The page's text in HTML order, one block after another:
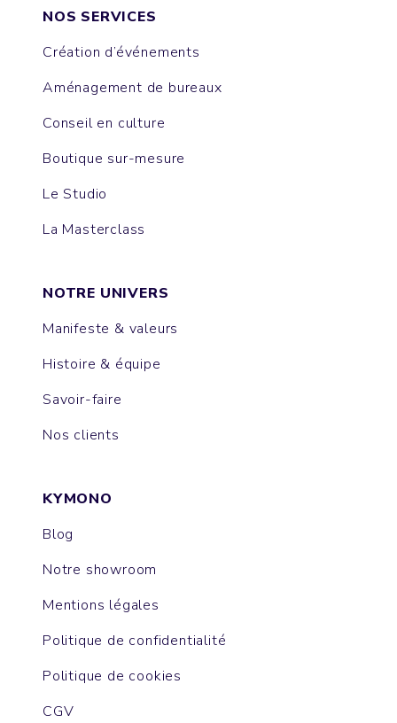
NOS SERVICES
Création d’événements
Aménagement de bureaux
Conseil en culture
Boutique sur-mesure
Le Studio
La Masterclass
NOTRE UNIVERS
Manifeste & valeurs
Histoire & équipe
Savoir-faire
Nos clients
KYMONO
Blog
Notre showroom
Mentions légales
Politique de confidentialité
Politique de cookies
CGV